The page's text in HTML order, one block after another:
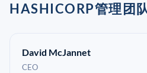
HASHICORP管理团
David McJannet
CEO